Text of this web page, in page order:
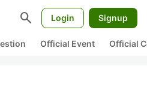
search Login Signup
Official Event Official